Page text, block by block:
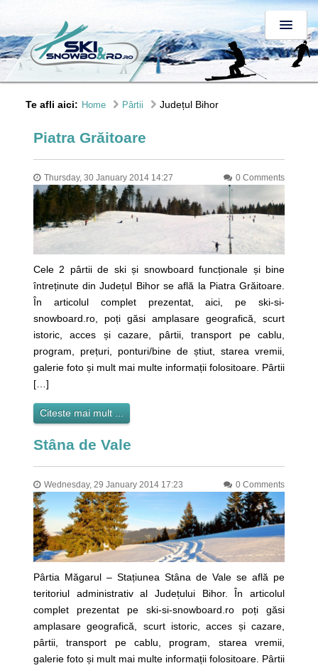
Te afli aici: Home Pârtii Județul Bihor
Piatra Grăitoare
Thursday, 30 January 2014 14:27 0 Comments
Cele 2 pârtii de ski și snowboard funcționale și bine
întreținute din Județul Bihor se află la Piatra Grăitoare.
În articolul complet prezentat, aici, pe ski-si-
snowboard.ro, poți găsi amplasare geografică, scurt
istoric, acces și cazare, pârtii, transport pe cablu,
program, prețuri, ponturi/bine de știut, starea vremii,
galerie foto și mult mai multe informații folositoare. Pârtii
[…]
Citeste mai mult ...
Stâna de Vale
Wednesday, 29 January 2014 17:23 0 Comments
Pârtia Măgarul – Stațiunea Stâna de Vale se află pe
teritoriul administrativ al Județului Bihor. În articolul
complet prezentat pe ski-si-snowboard.ro poți găsi
amplasare geografică, scurt istoric, acces și cazare,
pârtii, transport pe cablu, program, starea vremii,
galerie foto și mult mai multe informații folositoare. Pârtii